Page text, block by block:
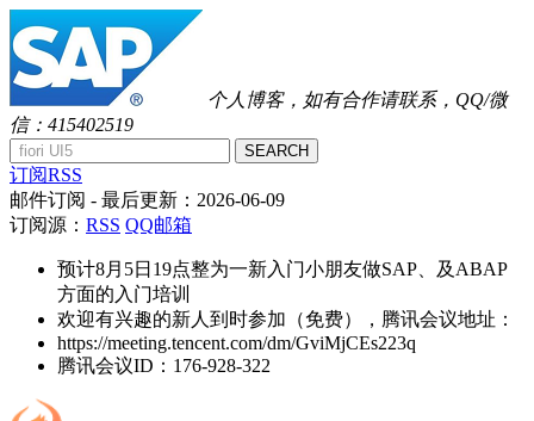
个人博客，如有合作请联系，QQ/微
信：415402519
SEARCH
订阅RSS
邮件订阅 - 最后更新： 2026-06-09
订阅源： RSS QQ邮箱
预计8月5日19点整为一新入门小朋友做SAP、及ABAP
方面的入门培训
欢迎有兴趣的新人到时参加（免费），腾讯会议地址：
https://meeting.tencent.com/dm/GviMjCEs223q
腾讯会议ID：176-928-322